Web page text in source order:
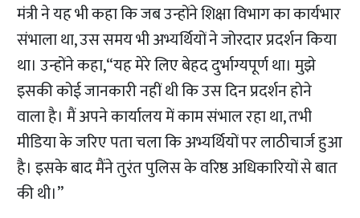
मंत्री ने यह भी कहा कि जब उन्होंने शिक्षा विभाग का कार्यभार
संभाला था, उस समय भी अभ्यर्थियों ने जोरदार प्रदर्शन किया
था। उन्होंने कहा,“यह मेरे लिए बेहद दुर्भाग्यपूर्ण था। मुझे
इसकी कोई जानकारी नहीं थी कि उस दिन प्रदर्शन होने
वाला है। मैं अपने कार्यालय में काम संभाल रहा था, तभी
मीडिया के जरिए पता चला कि अभ्यर्थियों पर लाठीचार्ज हुआ
है। इसके बाद मैंने तुरंत पुलिस के वरिष्ठ अधिकारियों से बात
की थी।”